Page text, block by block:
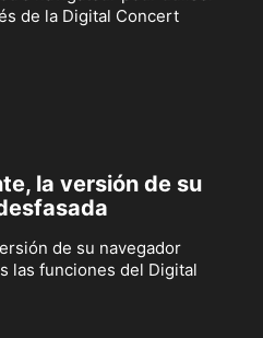
de la Digital Concert
la versión de su
de su navegador
las funciones del Digital